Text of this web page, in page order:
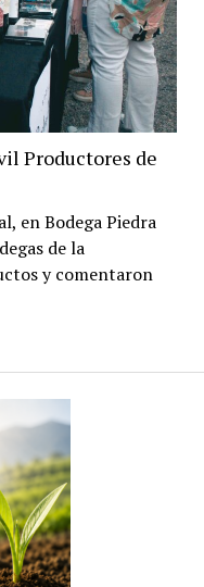
Productores de
en Bodega Piedra
de la
y comentaron